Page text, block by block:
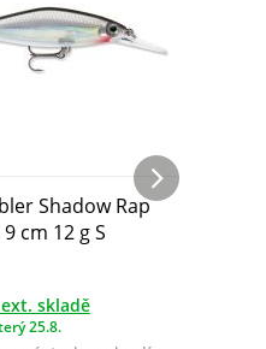
Shadow Rap
cm 12 g S
skladě
25.8.